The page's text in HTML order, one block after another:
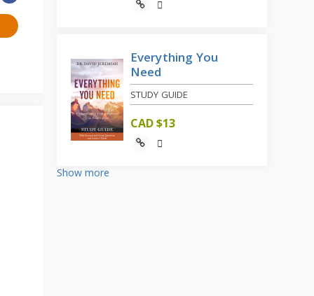
Everything You
Need
STUDY GUIDE
CAD $13
Show more